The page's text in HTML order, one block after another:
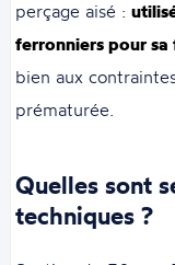
perçage aisé :
ferronniers pour
bien aux
prématurée.
Quelles sont
techniques ?